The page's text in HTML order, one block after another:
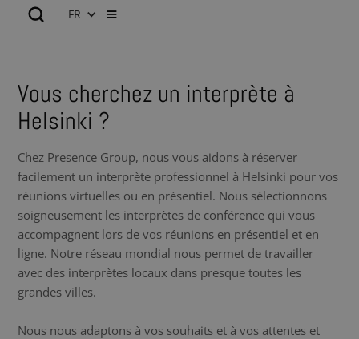
FR
Vous cherchez un interprète à
Helsinki ?
Chez Presence Group, nous vous aidons à réserver
facilement un interprète professionnel à Helsinki pour vos
réunions virtuelles ou en présentiel. Nous sélectionnons
soigneusement les interprètes de conférence qui vous
accompagnent lors de vos réunions en présentiel et en
ligne. Notre réseau mondial nous permet de travailler
avec des interprètes locaux dans presque toutes les
grandes villes.
Nous nous adaptons à vos souhaits et à vos attentes et